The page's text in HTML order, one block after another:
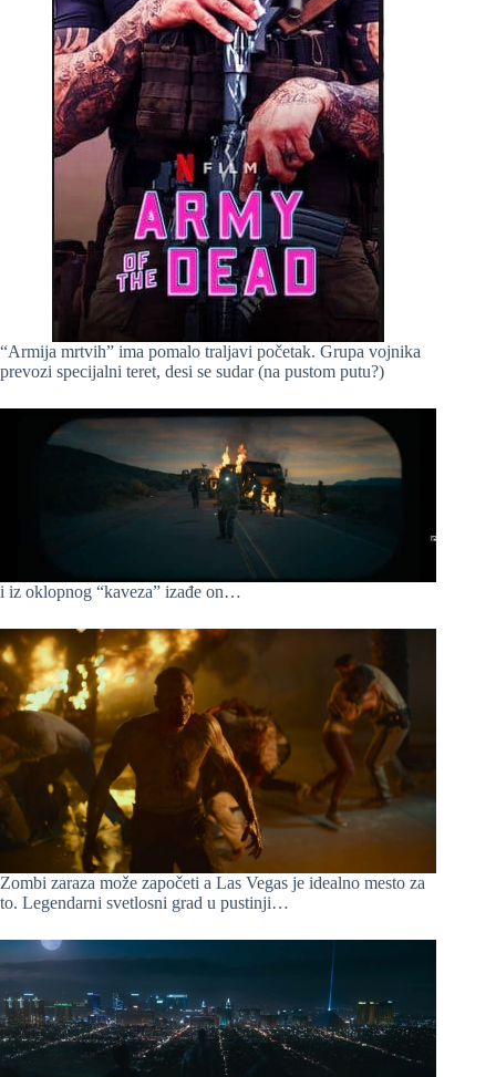
“Armija mrtvih” ima pomalo traljavi početak. Grupa vojnika
prevozi specijalni teret, desi se sudar (na pustom putu?)
i iz oklopnog “kaveza” izađe on…
Zombi zaraza može započeti a Las Vegas je idealno mesto za
to. Legendarni svetlosni grad u pustinji…